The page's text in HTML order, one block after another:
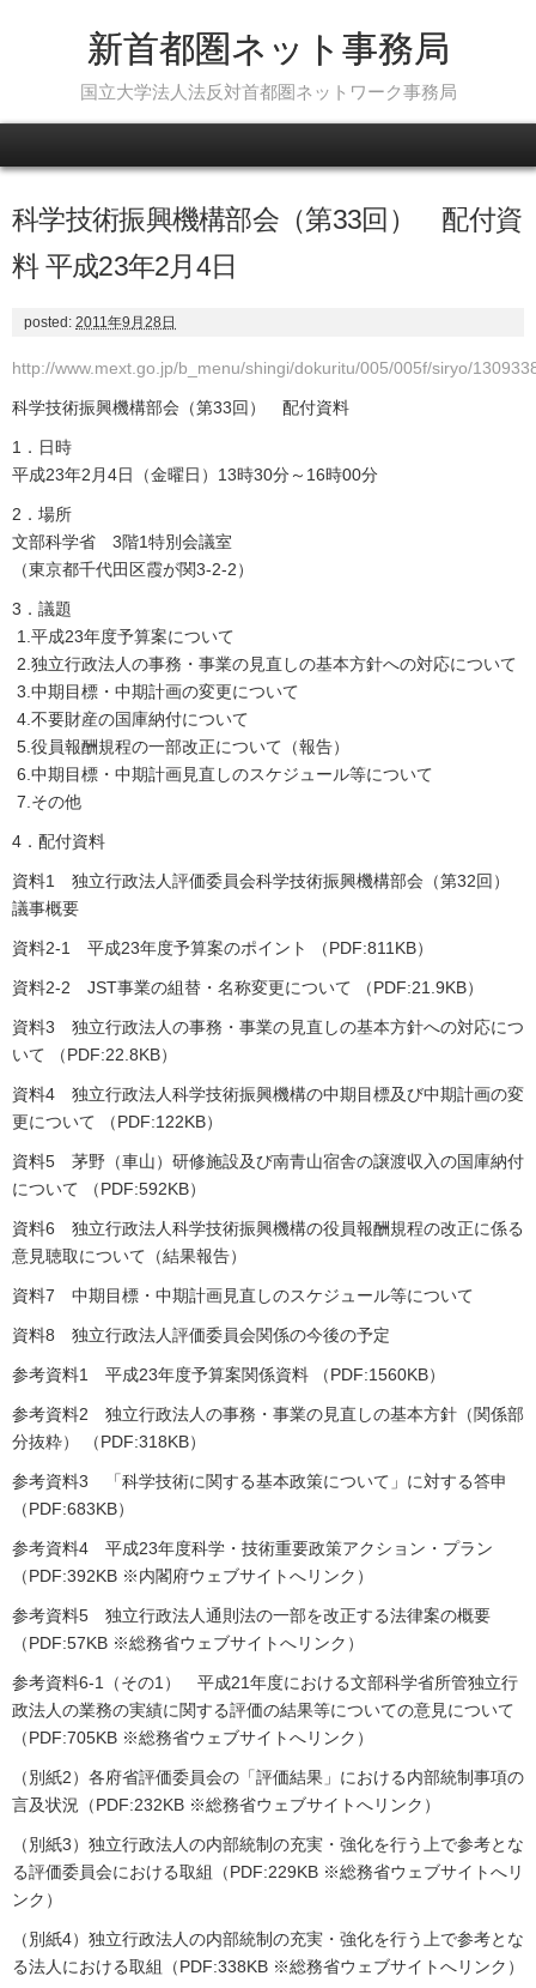
新首都圏ネット事務局
国立大学法人法反対首都圏ネットワーク事務局
科学技術振興機構部会（第33回） 配付資
料 平成23年2月4日
posted: 2011年9月28日
http://www.mext.go.jp/b_menu/shingi/dokuritu/005/005f/siryo/
科学技術振興機構部会（第33回） 配付資料
1．日時
平成23年2月4日（金曜日）13時30分～16時00分
2．場所
文部科学省 3階1特別会議室
（東京都千代田区霞が関3-2-2）
3．議題
1.平成23年度予算案について
2.独立行政法人の事務・事業の見直しの基本方針への対応について
3.中期目標・中期計画の変更について
4.不要財産の国庫納付について
5.役員報酬規程の一部改正について（報告）
6.中期目標・中期計画見直しのスケジュール等について
7.その他
4．配付資料
資料1 独立行政法人評価委員会科学技術振興機構部会（第32回）
議事概要
資料2-1 平成23年度予算案のポイント （PDF:811KB）
資料2-2 JST事業の組替・名称変更について （PDF:21.9KB）
資料3 独立行政法人の事務・事業の見直しの基本方針への対応につ
いて （PDF:22.8KB）
資料4 独立行政法人科学技術振興機構の中期目標及び中期計画の変
更について （PDF:122KB）
資料5 茅野（車山）研修施設及び南青山宿舎の譲渡収入の国庫納付
について （PDF:592KB）
資料6 独立行政法人科学技術振興機構の役員報酬規程の改正に係る
意見聴取について（結果報告）
資料7 中期目標・中期計画見直しのスケジュール等について
資料8 独立行政法人評価委員会関係の今後の予定
参考資料1 平成23年度予算案関係資料 （PDF:1560KB）
参考資料2 独立行政法人の事務・事業の見直しの基本方針（関係部
分抜粋） （PDF:318KB）
参考資料3 「科学技術に関する基本政策について」に対する答申
（PDF:683KB）
参考資料4 平成23年度科学・技術重要政策アクション・プラン
（PDF:392KB ※内閣府ウェブサイトへリンク）
参考資料5 独立行政法人通則法の一部を改正する法律案の概要
（PDF:57KB ※総務省ウェブサイトへリンク）
参考資料6-1（その1） 平成21年度における文部科学省所管独立行
政法人の業務の実績に関する評価の結果等についての意見について
（PDF:705KB ※総務省ウェブサイトへリンク）
（別紙2）各府省評価委員会の「評価結果」における内部統制事項の
言及状況（PDF:232KB ※総務省ウェブサイトへリンク）
（別紙3）独立行政法人の内部統制の充実・強化を行う上で参考とな
る評価委員会における取組（PDF:229KB ※総務省ウェブサイトへリ
ンク）
（別紙4）独立行政法人の内部統制の充実・強化を行う上で参考とな
る法人における取組（PDF:338KB ※総務省ウェブサイトへリンク）